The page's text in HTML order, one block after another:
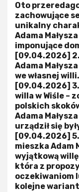
Oto
zachowujące
unikalny
Adama
imponujące
[09.04.2026]
Adama
we własnej
[09.04.2026] 3.
willa w Wiśle –
polskich
Adama
urządził się
[09.04.2026]
mieszka Adam
wyjątkową
która z
oczekiwaniom
kolejne